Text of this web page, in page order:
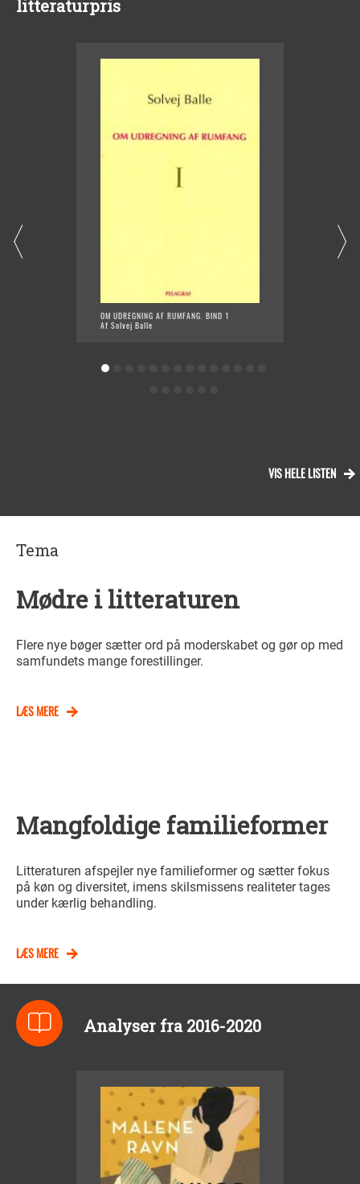
litteraturpris
OM UDREGNING AF RUMFANG. BIND 1
Af Solvej Balle
VIS HELE LISTEN
Tema
Mødre i litteraturen
Flere nye bøger sætter ord på moderskabet og gør op med
samfundets mange forestillinger.
LÆS MERE
Mangfoldige familieformer
Litteraturen afspejler nye familieformer og sætter fokus
på køn og diversitet, imens skilsmissens realiteter tages
under kærlig behandling.
LÆS MERE
Analyser fra 2016-2020